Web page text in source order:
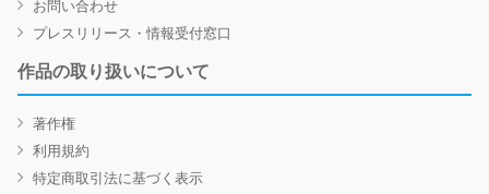
お問い合わせ
プレスリリース・情報受付窓口
作品の取り扱いについて
著作権
利用規約
特定商取引法に基づく表示